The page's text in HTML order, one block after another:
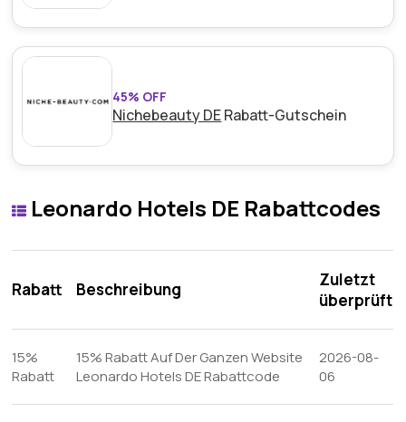
45% OFF
Nichebeauty DERabatt-Gutschein
Leonardo Hotels DE Rabattcodes
Rabatt Beschreibung
Zuletzt
überprüft
15%
Rabatt
15% Rabatt Auf Der Ganzen Website
Leonardo Hotels DE Rabattcode
2026-08-
06